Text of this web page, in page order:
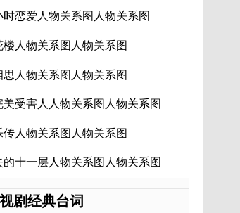
时恋爱人物关系图人物关系图
楼人物关系图人物关系图
思人物关系图人物关系图
美受害人人物关系图人物关系图
传人物关系图人物关系图
的十一层人物关系图人物关系图
剧经典台词